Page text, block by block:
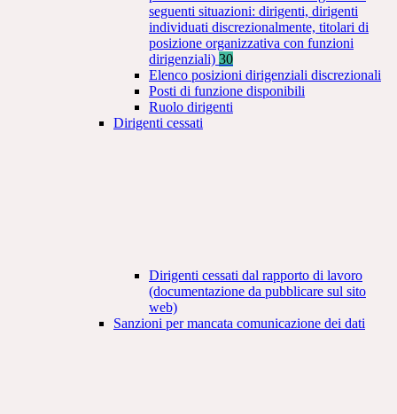
seguenti situazioni: dirigenti, dirigenti
individuati discrezionalmente, titolari di
posizione organizzativa con funzioni
dirigenziali) 30
Elenco posizioni dirigenziali discrezionali
Posti di funzione disponibili
Ruolo dirigenti
Dirigenti cessati
Dirigenti cessati dal rapporto di lavoro
(documentazione da pubblicare sul sito
web)
Sanzioni per mancata comunicazione dei dati